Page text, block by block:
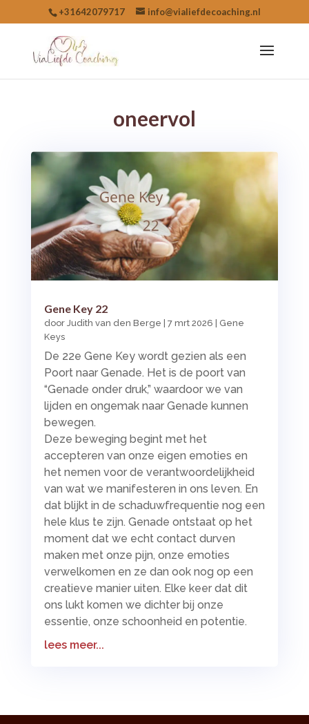
+31642079717 info@vialiefdecoaching.nl
oneervol
Gene Key 22
door Judith van den Berge | 7 mrt 2026 | Gene
Keys
De 22e Gene Key wordt gezien als een
Poort naar Genade. Het is de poort van
“Genade onder druk,” waardoor we van
lijden en ongemak naar Genade kunnen
bewegen.
Deze beweging begint met het
accepteren van onze eigen emoties en
het nemen voor de verantwoordelijkheid
van wat we manifesteren in ons leven. En
dat blijkt in de schaduwfrequentie nog een
hele klus te zijn. Genade ontstaat op het
moment dat we echt contact durven
maken met onze pijn, onze emoties
verwelkomen en ze dan ook nog op een
creatieve manier uiten. Elke keer dat dit
ons lukt komen we dichter bij onze
essentie, onze schoonheid en potentie.
lees meer...